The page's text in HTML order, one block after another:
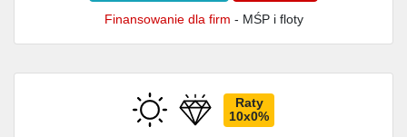
Finansowanie dla firm - MŚP i floty
Raty
10x0%